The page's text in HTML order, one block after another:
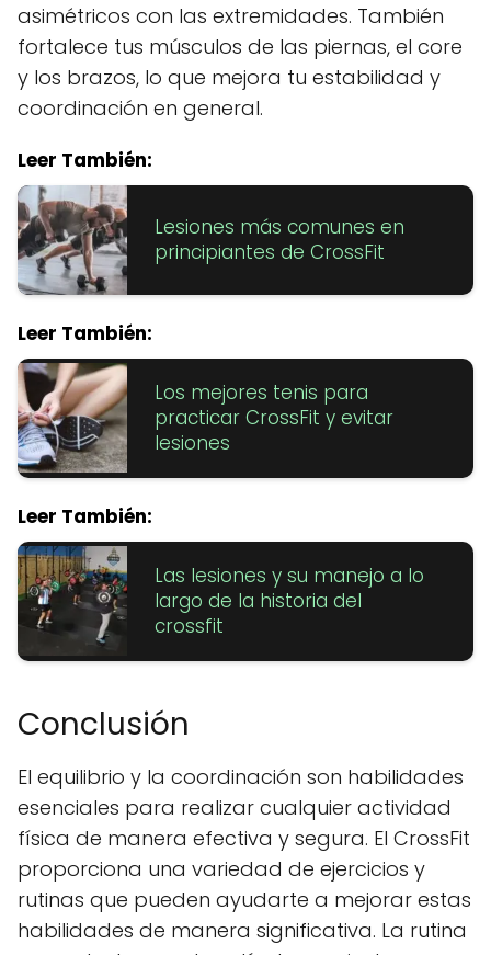
asimétricos con las extremidades. También
fortalece tus músculos de las piernas, el core
y los brazos, lo que mejora tu estabilidad y
coordinación en general.
Leer También:
Lesiones más comunes en
principiantes de CrossFit
Leer También:
Los mejores tenis para
practicar CrossFit y evitar
lesiones
Leer También:
Las lesiones y su manejo a lo
largo de la historia del
crossfit
Conclusión
El equilibrio y la coordinación son habilidades
esenciales para realizar cualquier actividad
física de manera efectiva y segura. El CrossFit
proporciona una variedad de ejercicios y
rutinas que pueden ayudarte a mejorar estas
habilidades de manera significativa. La rutina